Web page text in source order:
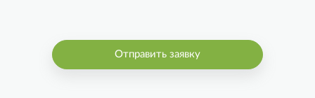
Отправить заявку